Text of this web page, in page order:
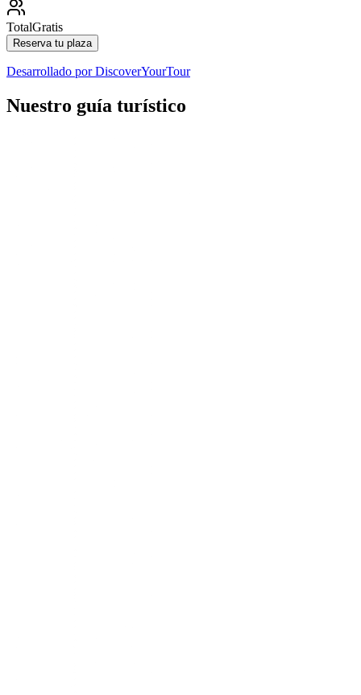
TotalGratis
Reserva tu plaza
Desarrollado porDiscoverYourTour
Nuestro guía turístico